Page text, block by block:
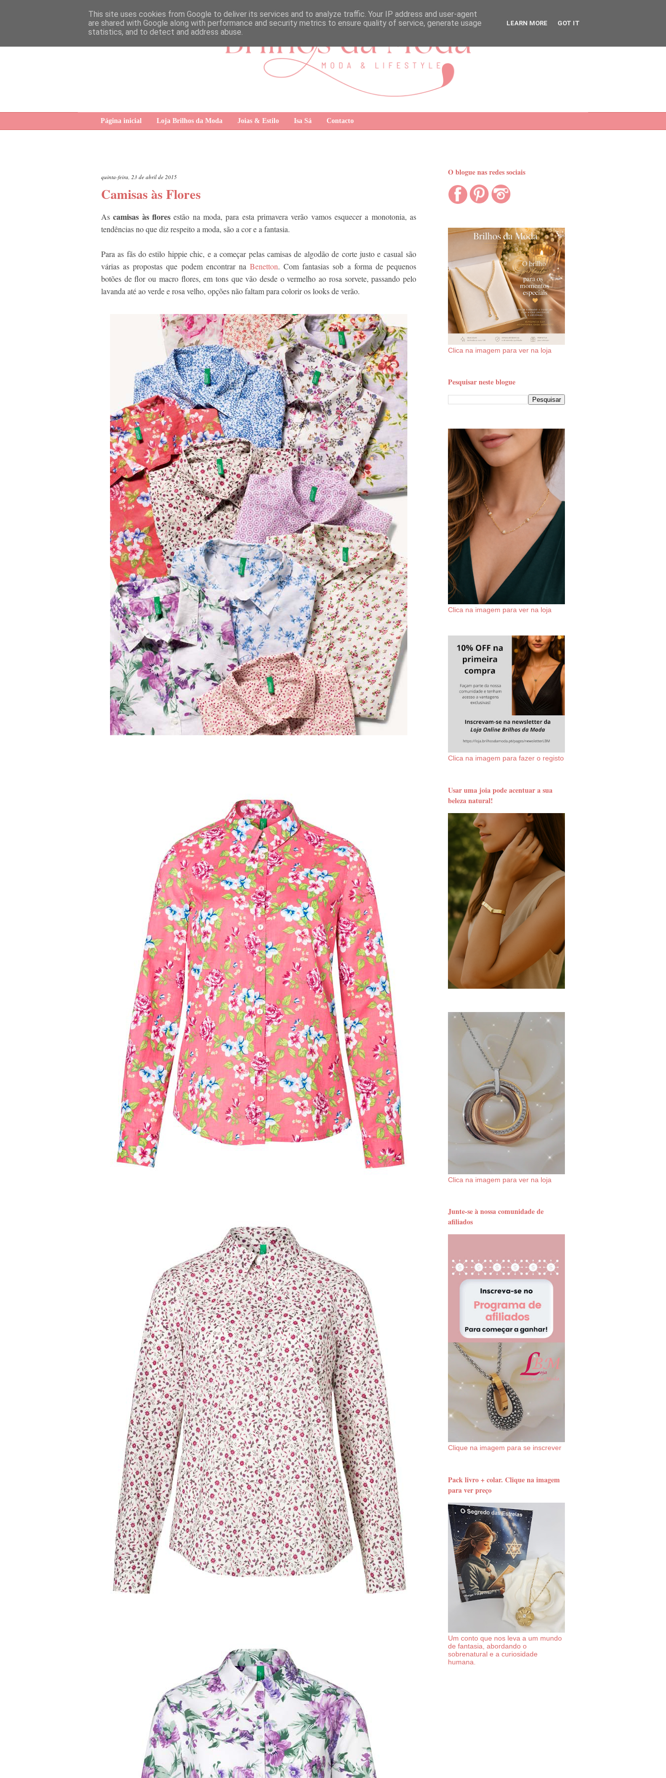
Página inicial Loja Brilhos da Moda Joias & Estilo Isa Sá Contacto
quinta-feira, 23 de abril de 2015
Camisas às Flores
As camisas às flores estão na moda, para esta primavera verão vamos esquecer a monotonia, as
tendências no que diz respeito a moda, são a cor e a fantasia.
Para as fãs do estilo hippie chic, e a começar pelas camisas de algodão de corte justo e casual são
várias as propostas que podem encontrar na Benetton. Com fantasias sob a forma de pequenos
botões de flor ou macro flores, em tons que vão desde o vermelho ao rosa sorvete, passando pelo
lavanda até ao verde e rosa velho, opções não faltam para colorir os looks de verão.
O blogue nas redes sociais
Clica na imagem para ver na loja
Pesquisar neste blogue
Clica na imagem para ver na loja
Clica na imagem para fazer o registo
Usar uma joia pode acentuar a sua
beleza natural!
Clica na imagem para ver na loja
Junte-se à nossa comunidade de
afiliados
Clique na imagem para se inscrever
Pack livro + colar. Clique na imagem
para ver preço
Um conto que nos leva a um mundo
de fantasia, abordando o
sobrenatural e a curiosidade
humana.
This site uses cookies from Google to deliver its services and to analyze traffic. Your IP address and user-agent
are shared with Google along with performance and security metrics to ensure quality of service, generate usage
statistics, and to detect and address abuse.
LEARN MORE GOT IT